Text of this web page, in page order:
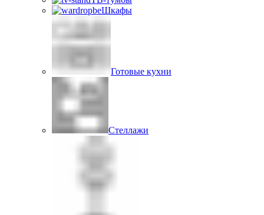
Шкафы
Готовые кухни
Стеллажи